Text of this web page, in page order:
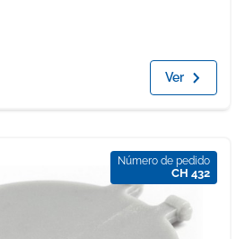
Ver
Número de pedido
CH 432